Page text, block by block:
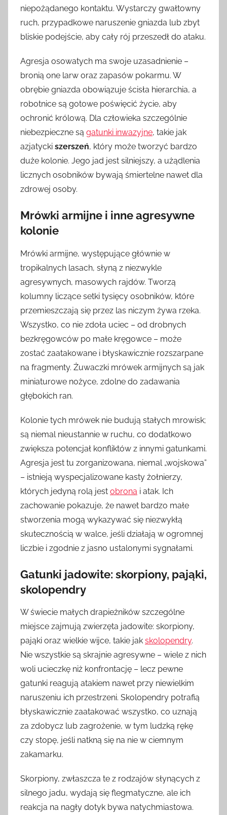
niepożądanego kontaktu. Wystarczy gwałtowny
ruch, przypadkowe naruszenie gniazda lub zbyt
bliskie podejście, aby cały rój przeszedł do ataku.
Agresja osowatych ma swoje uzasadnienie –
bronią one larw oraz zapasów pokarmu. W
obrębie gniazda obowiązuje ścisła hierarchia, a
robotnice są gotowe poświęcić życie, aby
ochronić królową. Dla człowieka szczególnie
niebezpieczne są gatunki inwazyjne, takie jak
azjatycki szerszeń, który może tworzyć bardzo
duże kolonie. Jego jad jest silniejszy, a użądlenia
licznych osobników bywają śmiertelne nawet dla
zdrowej osoby.
Mrówki armijne i inne agresywne
kolonie
Mrówki armijne, występujące głównie w
tropikalnych lasach, słyną z niezwykle
agresywnych, masowych rajdów. Tworzą
kolumny liczące setki tysięcy osobników, które
przemieszczają się przez las niczym żywa rzeka.
Wszystko, co nie zdoła uciec – od drobnych
bezkręgowców po małe kręgowce – może
zostać zaatakowane i błyskawicznie rozszarpane
na fragmenty. Żuwaczki mrówek armijnych są jak
miniaturowe nożyce, zdolne do zadawania
głębokich ran.
Kolonie tych mrówek nie budują stałych mrowisk;
są niemal nieustannie w ruchu, co dodatkowo
zwiększa potencjał konfliktów z innymi gatunkami.
Agresja jest tu zorganizowana, niemal „wojskowa”
– istnieją wyspecjalizowane kasty żołnierzy,
których jedyną rolą jest obrona i atak. Ich
zachowanie pokazuje, że nawet bardzo małe
stworzenia mogą wykazywać się niezwykłą
skutecznością w walce, jeśli działają w ogromnej
liczbie i zgodnie z jasno ustalonymi sygnałami.
Gatunki jadowite: skorpiony, pająki,
skolopendry
W świecie małych drapieżników szczególne
miejsce zajmują zwierzęta jadowite: skorpiony,
pająki oraz wielkie wijce, takie jak skolopendry.
Nie wszystkie są skrajnie agresywne – wiele z nich
woli ucieczkę niż konfrontację – lecz pewne
gatunki reagują atakiem nawet przy niewielkim
naruszeniu ich przestrzeni. Skolopendry potrafią
błyskawicznie zaatakować wszystko, co uznają
za zdobycz lub zagrożenie, w tym ludzką rękę
czy stopę, jeśli natkną się na nie w ciemnym
zakamarku.
Skorpiony, zwłaszcza te z rodzajów słynących z
silnego jadu, wydają się flegmatyczne, ale ich
reakcja na nagły dotyk bywa natychmiastowa.